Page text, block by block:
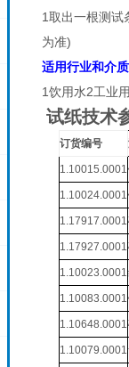
1取出一根测试
为准)
适用行业和介质
1饮用水2工业
试纸技术
订货编号
1.10015.0001
1.10024.0001
1.17917.0001
1.17927.0001
1.10023.0001
1.10083.0001
1.10648.0001
1.10079.0001